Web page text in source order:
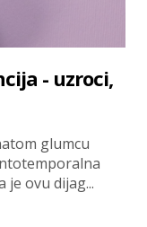
- uzroci,
glumcu
je ovu dijag...